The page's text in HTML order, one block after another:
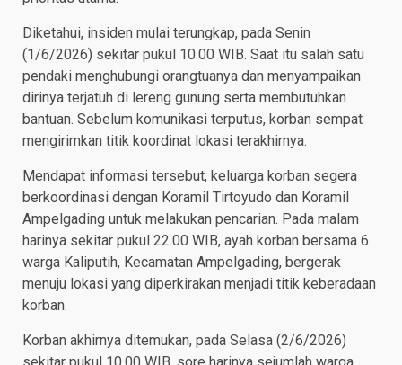
Diketahui, insiden mulai terungkap, pada Senin
(1/6/2026) sekitar pukul 10.00 WIB. Saat itu salah satu
pendaki menghubungi orangtuanya dan menyampaikan
dirinya terjatuh di lereng gunung serta membutuhkan
bantuan. Sebelum komunikasi terputus, korban sempat
mengirimkan titik koordinat lokasi terakhirnya.
Mendapat informasi tersebut, keluarga korban segera
berkoordinasi dengan Koramil Tirtoyudo dan Koramil
Ampelgading untuk melakukan pencarian. Pada malam
harinya sekitar pukul 22.00 WIB, ayah korban bersama 6
warga Kaliputih, Kecamatan Ampelgading, bergerak
menuju lokasi yang diperkirakan menjadi titik keberadaan
korban.
Korban akhirnya ditemukan, pada Selasa (2/6/2026)